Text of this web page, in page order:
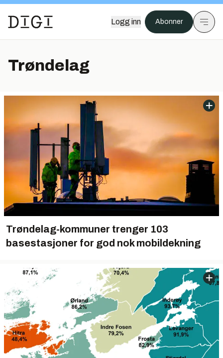
Logg inn Abonner
Trøndelag
Trøndelag-kommuner trenger 103
basestasjoner for god nok mobildekning